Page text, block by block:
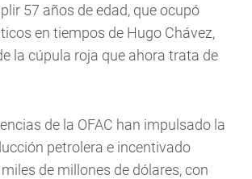
57 años de edad, que ocupó
en tiempos de Hugo Chávez,
la cúpula roja que ahora trata de
de la OFAC han impulsado la
petrolera e incentivado
de millones de dólares, con